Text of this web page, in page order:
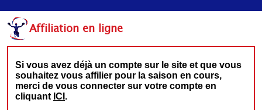
Affiliation en ligne
Si vous avez déjà un compte sur le site et que vous
souhaitez vous affilier pour la saison en cours,
merci de vous connecter sur votre compte en
cliquant ICI .